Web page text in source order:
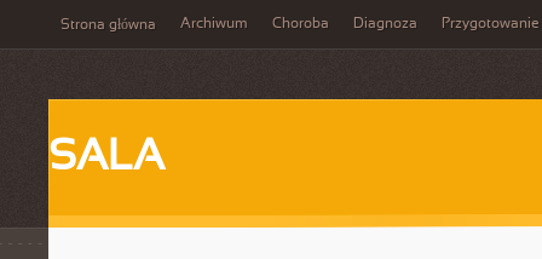
Strona główna Archiwum Choroba Diagnoza Przygotowanie
SALA